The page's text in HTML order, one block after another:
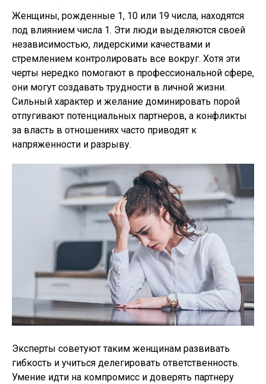
Женщины, рожденные 1, 10 или 19 числа, находятся
под влиянием числа 1. Эти люди выделяются своей
независимостью, лидерскими качествами и
стремлением контролировать все вокруг. Хотя эти
черты нередко помогают в профессиональной сфере,
они могут создавать трудности в личной жизни.
Сильный характер и желание доминировать порой
отпугивают потенциальных партнеров, а конфликты
за власть в отношениях часто приводят к
напряженности и разрыву.
Эксперты советуют таким женщинам развивать
гибкость и учиться делегировать ответственность.
Умение идти на компромисс и доверять партнеру